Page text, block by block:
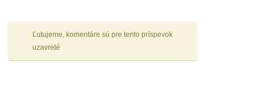
Ľutujeme, komentáre sú pre tento príspevok
uzavreté